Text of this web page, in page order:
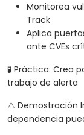
Monitorea
Track
Aplica
ante CVEs
🧪 Práctica: Crea
trabajo de alerta
⚠️ Demostración
dependencia